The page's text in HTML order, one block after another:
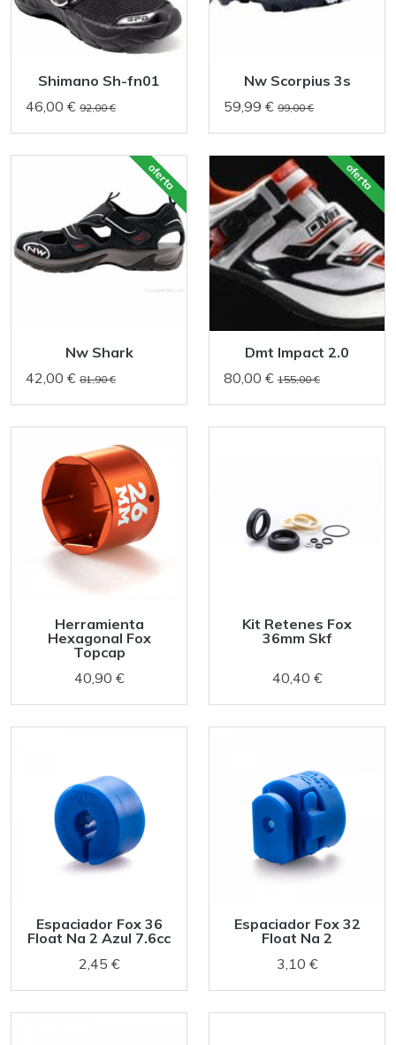
Shimano Sh-fn01
46,00 € 92,00 €
Nw Scorpius 3s
59,99 € 99,00 €
Nw Shark
42,00 € 81,90 €
oferta
Dmt Impact 2.0
80,00 € 155,00 €
oferta
Herramienta
Hexagonal Fox
Topcap
40,90 €
Kit Retenes Fox
36mm Skf
40,40 €
Espaciador Fox 36
Float Na 2 Azul 7.6cc
2,45 €
Espaciador Fox 32
Float Na 2
3,10 €